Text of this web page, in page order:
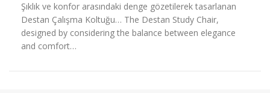
Şıklık ve konfor arasındaki denge gözetilerek tasarlanan
Destan Çalışma Koltuğu… The Destan Study Chair,
designed by considering the balance between elegance
and comfort…